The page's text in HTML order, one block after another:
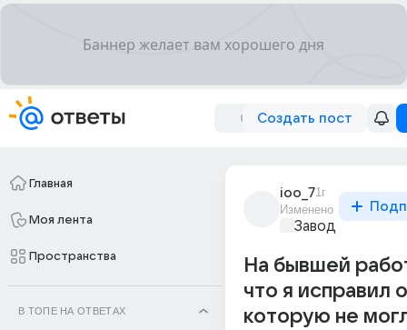
Создать пост
Главная
Моя лента
Пространства
В ТОПЕ НА ОТВЕТАХ
ioo_71г
Изменено
Завод
На бывшей
что я исправил
которую не